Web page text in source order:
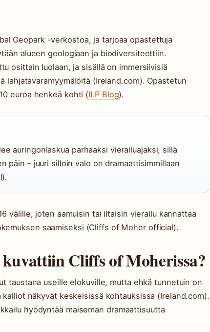
Geopark -verkostoa, ja tarjoaa opastettuja
alueen geologiaan ja biodiversiteettiin.
osittain luolaan, ja sisällä on immersiivisiä
lahjatavaramyymälöitä (Ireland.com). Opastetun
euroa henkeä kohti (ILP Blog).
auringonlaskua parhaaksi vierailuajaksi, sillä
päin – juuri silloin valo on dramaattisimmillaan
välille, joten aamuisin tai iltaisin vierailu kannattaa
saamiseksi (Cliffs of Moher official).
Cliffs of Moherissa?
taustana useille elokuville, mutta ehkä tunnetuin on
näkyvät keskeisissä kohtauksissa (Ireland.com).
hyödyntää maiseman dramaattisuutta